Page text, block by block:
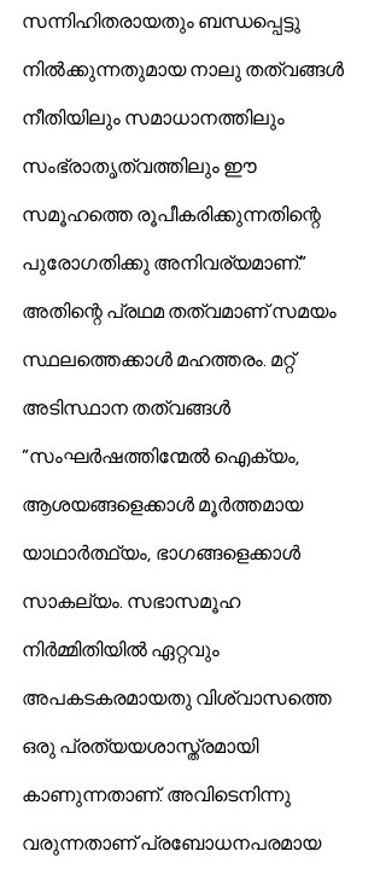
സന്നിഹിതരായതും ബന്ധപ്പെട്ടു
നില്‍ക്കുന്നതുമായ നാലു തത്വങ്ങള്‍
നീതിയിലും സമാധാനത്തിലും
സംഭ്രാതൃത്വത്തിലും ഈ
സമൂഹത്തെ രൂപീകരിക്കുന്നതിന്റെ
പുരോഗതിക്കു അനിവര്യമാണ്.”
അതിന്റെ പ്രഥമ തത്വമാണ് സമയം
സ്ഥലത്തെക്കാള്‍ മഹത്തരം. മറ്റ്
അടിസ്ഥാന തത്വങ്ങള്‍
”സംഘര്‍ഷത്തിന്മേല്‍ ഐക്യം,
ആശയങ്ങളെക്കാള്‍ മൂര്‍ത്തമായ
യാഥാര്‍ത്ഥ്യം, ഭാഗങ്ങളെക്കാള്‍
സാകല്യം. സഭാസമൂഹ
നിര്‍മ്മിതിയില്‍ ഏറ്റവും
അപകടകരമായതു വിശ്വാസത്തെ
ഒരു പ്രത്യയശാസ്ത്രമായി
കാണുന്നതാണ്. അവിടെനിന്നു
വരുന്നതാണ് പ്രബോധനപരമായ